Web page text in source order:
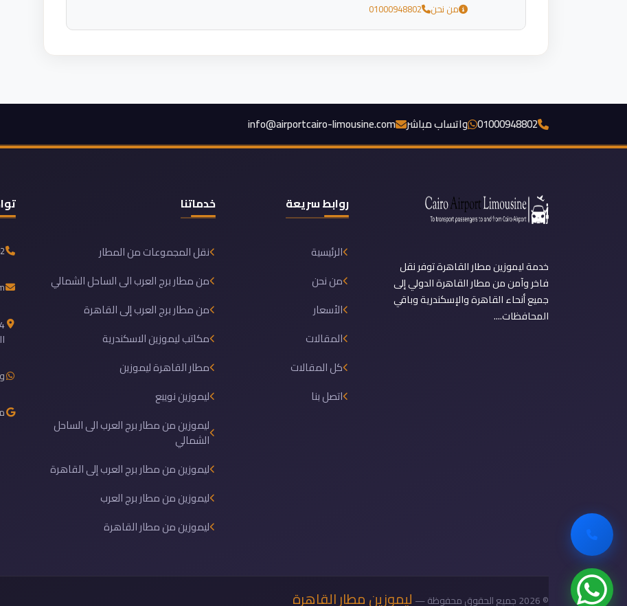
من نحن 01000948802
01000948802 واتساب مباشر info@airportcairo-limousine.com
خدمة ليموزين مطار القاهرة توفر نقل
فاخر وآمن من مطار القاهرة الدولي إلى
جميع أنحاء القاهرة والإسكندرية وباقي
المحافظات....
روابط سريعة
الرئيسية
من نحن
الأسعار
المقالات
كل المقالات
اتصل بنا
خدماتنا
نقل المجموعات من المطار
من مطار برج العرب الى الساحل الشمالي
من مطار برج العرب إلى القاهرة
مكاتب ليموزين الاسكندرية
مطار القاهرة ليموزين
ليموزين نويبع
ليموزين من مطار برج العرب الى الساحل
الشمالي
ليموزين من مطار برج العرب إلى القاهرة
ليموزين من مطار برج العرب
ليموزين من مطار القاهرة
© 2026 جميع الحقوق محفوظة — ليموزين مطار القاهرة